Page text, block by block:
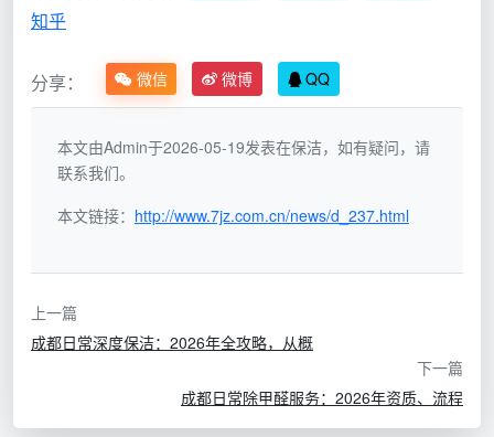
业收纳师、空间规划师预约火爆。
成都巧手匠家政负责人杨雪梅指出，2026年成都家
政收纳市场规模预计将增长30%至40%。“长远看，随着
年轻一代成为消费主力，对高品质生活的追求将推动收
纳整理需求从‘节日峰值’向‘日常高频’演变”。这意味着一
家优秀的日常保洁公司，不能再是单一的“小时工”模
市商务局指导市家政协会打造了“蓉优爱家”家政服务小
程序，并严格入驻标准。入驻该平台的家政企业必须严
知乎
分享： 微信 微博 QQ
本文由Admin于2026-05-19发表在保洁，如有疑问，请
联系我们。
本文链接： http://www.7jz.com.cn/news/d_237.html
上一篇
成都日常深度保洁：2026年全攻略，从概
下一篇
成都日常除甲醛服务：2026年资质、流程